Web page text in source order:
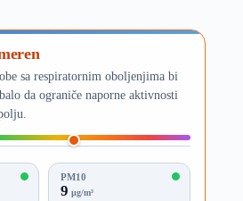
sa respiratornim oboljenjima bi
da ograniče naporne aktivnosti
PM10
9 µg/m³